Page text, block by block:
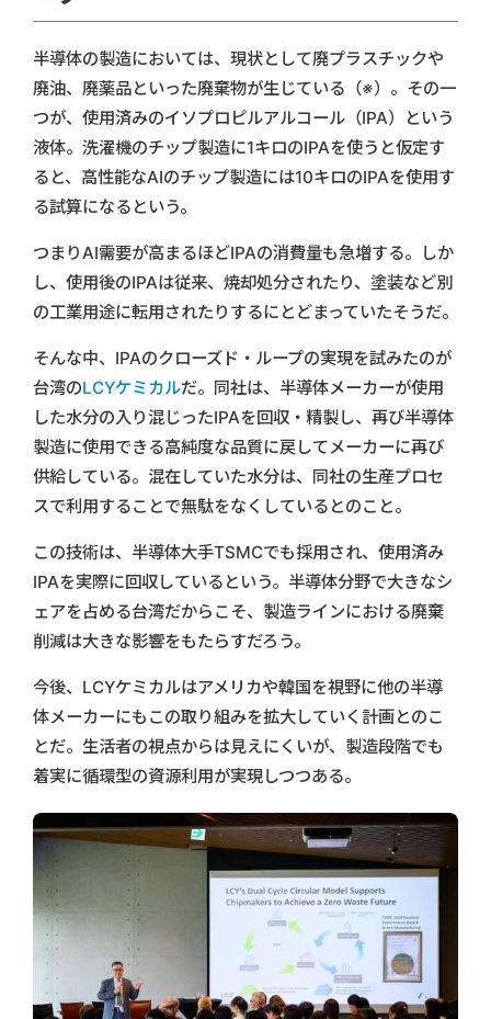
半導体の製造においては、現状として廃プラスチックや
廃油、廃薬品といった廃棄物が生じている （※） 。その一
つが、使用済みのイソプロピルアルコール（IPA）という
液体。洗濯機のチップ製造に1キロのIPAを使うと仮定す
ると、高性能なAIのチップ製造には10キロのIPAを使用す
る試算になるという。
つまりAI需要が高まるほどIPAの消費量も急増する。しか
し、使用後のIPAは従来、焼却処分されたり、塗装など別
の工業用途に転用されたりするにとどまっていたそうだ。
そんな中、IPAのクローズド・ループの実現を試みたのが
台湾のLCYケミカルだ。同社は、半導体メーカーが使用
した水分の入り混じったIPAを回収・精製し、再び半導体
製造に使用できる高純度な品質に戻してメーカーに再び
供給している。混在していた水分は、同社の生産プロセ
スで利用することで無駄をなくしているとのこと。
この技術は、半導体大手TSMCでも採用され、使用済み
IPAを実際に回収しているという。半導体分野で大きなシ
ェアを占める台湾だからこそ、製造ラインにおける廃棄
削減は大きな影響をもたらすだろう。
今後、LCYケミカルはアメリカや韓国を視野に他の半導
体メーカーにもこの取り組みを拡大していく計画とのこ
とだ。生活者の視点からは見えにくいが、製造段階でも
着実に循環型の資源利用が実現しつつある。